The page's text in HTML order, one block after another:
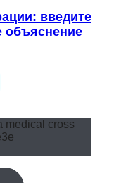
введите
объяснение